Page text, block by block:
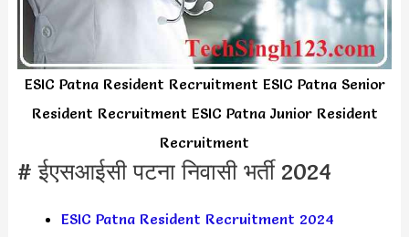
ESIC Patna Resident Recruitment ESIC Patna Senior
Resident Recruitment ESIC Patna Junior Resident
Recruitment
# ईएसआईसी पटना निवासी भर्ती 2024
ESIC Patna Resident Recruitment 2024